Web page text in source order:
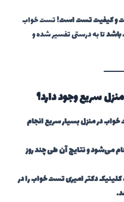
و کیفیت تست است!تست خواب
تا به درستی تفسیر شده و
سریع وجود دارد؟
در منزل بسیار سریع انجام
انجام می‌شود و نتایج آن طی چند روز
کلینیک دکتر امیری تست خواب را در